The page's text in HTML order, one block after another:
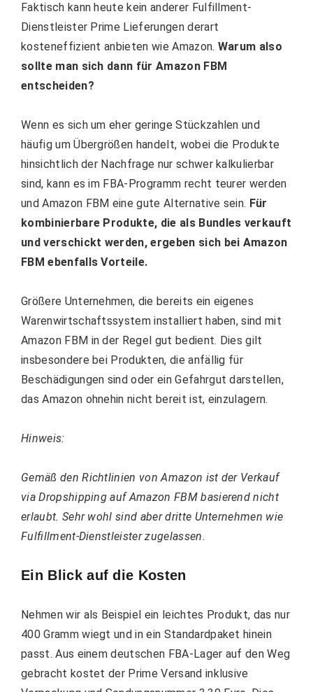
Faktisch kann heute kein anderer Fulfillment-
Dienstleister Prime Lieferungen derart
kosteneffizient anbieten wie Amazon. Warum also
sollte man sich dann für Amazon FBM
entscheiden?
Wenn es sich um eher geringe Stückzahlen und
häufig um Übergrößen handelt, wobei die Produkte
hinsichtlich der Nachfrage nur schwer kalkulierbar
sind, kann es im FBA-Programm recht teurer werden
und Amazon FBM eine gute Alternative sein. Für
kombinierbare Produkte, die als Bundles verkauft
und verschickt werden, ergeben sich bei Amazon
FBM ebenfalls Vorteile.
Größere Unternehmen, die bereits ein eigenes
Warenwirtschaftssystem installiert haben, sind mit
Amazon FBM in der Regel gut bedient. Dies gilt
insbesondere bei Produkten, die anfällig für
Beschädigungen sind oder ein Gefahrgut darstellen,
das Amazon ohnehin nicht bereit ist, einzulagern.
Hinweis:
Gemäß den Richtlinien von Amazon ist der Verkauf
via Dropshipping auf Amazon FBM basierend nicht
erlaubt. Sehr wohl sind aber dritte Unternehmen wie
Fulfillment-Dienstleister zugelassen.
Ein Blick auf die Kosten
Nehmen wir als Beispiel ein leichtes Produkt, das nur
400 Gramm wiegt und in ein Standardpaket hinein
passt. Aus einem deutschen FBA-Lager auf den Weg
gebracht kostet der Prime Versand inklusive